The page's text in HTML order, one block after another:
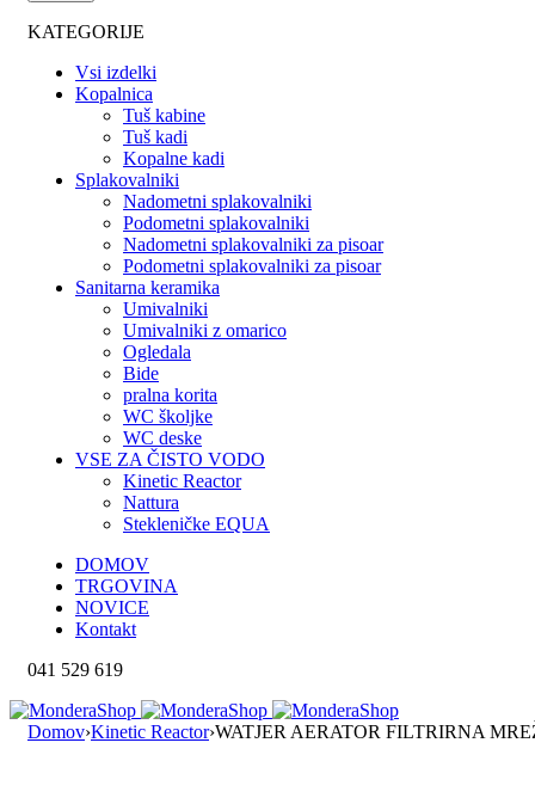
KATEGORIJE
Vsi izdelki
Kopalnica
Tuš kabine
Tuš kadi
Kopalne kadi
Splakovalniki
Nadometni splakovalniki
Podometni splakovalniki
Nadometni splakovalniki za pisoar
Podometni splakovalniki za pisoar
Sanitarna keramika
Umivalniki
Umivalniki z omarico
Ogledala
Bide
pralna korita
WC školjke
WC deske
VSE ZA ČISTO VODO
Kinetic Reactor
Nattura
Stekleničke EQUA
DOMOV
TRGOVINA
NOVICE
Kontakt
041 529 619
Domov›Kinetic Reactor›WATJER AERATOR FILTRIRNA